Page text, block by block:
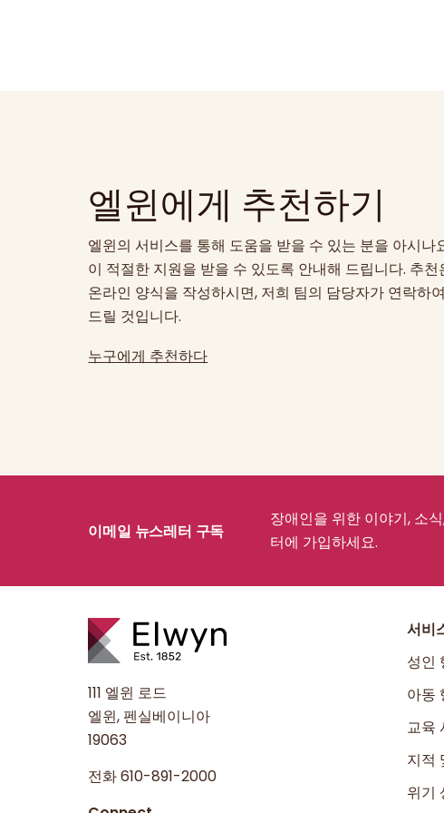
엘윈에게 추천하기
엘윈의 서비스를 통해 도움을 받을 수 있는 분을 아시나
이 적절한 지원을 받을 수 있도록 안내해 드립니다. 추
온라인 양식을 작성하시면, 저희 팀의 담당자가 연락하
드릴 것입니다.
누구에게 추천하다
이메일 뉴스레터 구독
장애인을 위한 이야기, 소
터에 가입하세요.
111 엘윈 로드
엘윈, 펜실베이니아
19063
전화610-891-2000
서비
성인
아동
교육
지적
위기